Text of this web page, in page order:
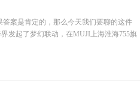
案是肯定的，那么今天我们要聊的这件
发起了梦幻联动，在MUJI上海淮海755旗